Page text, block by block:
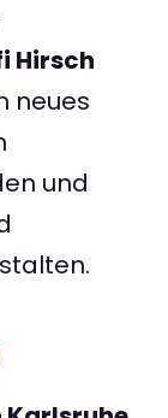
Hirsch
neues
und